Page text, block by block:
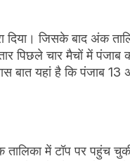
दिया। जिसके बाद अंक
पिछले चार मैचों में पंजाब
बात यहां है कि पंजाब
तालिका में टॉप पर पहुंच